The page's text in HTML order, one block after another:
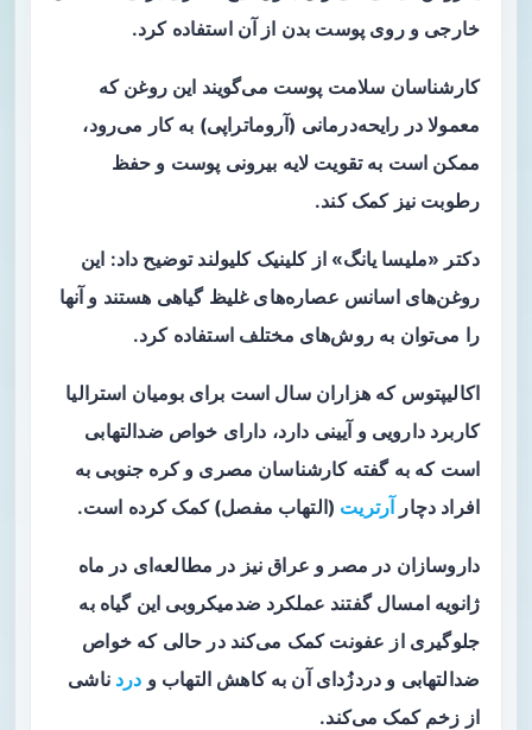
خارجی و روی پوست بدن از آن استفاده کرد.
کارشناسان سلامت پوست می‌گویند این روغن که
معمولا در رایحه‌درمانی (آروماتراپی) به کار می‌رود،
ممکن است به تقویت لایه بیرونی پوست و حفظ
رطوبت نیز کمک کند.
دکتر «ملیسا یانگ» از کلینیک کلیولند توضیح داد: این
روغن‌های اسانس عصاره‌های غلیظ گیاهی‌ هستند و آنها
را می‌توان به روش‌های مختلف استفاده کرد.
اکالیپتوس که هزاران سال است برای بومیان استرالیا
کاربرد دارویی و آیینی دارد، دارای خواص ضدالتهابی
است که به گفته‌ کارشناسان مصری و کره‌ جنوبی به
افراد دچار آرتریت (التهاب مفصل) کمک کرده است.
داروسازان در مصر و عراق نیز در مطالعه‌ای در ماه
ژانویه امسال گفتند عملکرد ضدمیکروبی این گیاه به
جلوگیری از عفونت کمک می‌کند در حالی که خواص
ضدالتهابی و دردزُدای آن به کاهش التهاب و درد ناشی
از زخم‌ کمک می‌کند.